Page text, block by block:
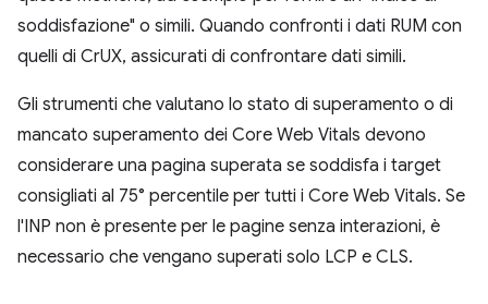
soddisfazione" o simili. Quando confronti i dati RUM con
quelli di CrUX, assicurati di confrontare dati simili.
Gli strumenti che valutano lo stato di superamento o di
mancato superamento dei Core Web Vitals devono
considerare una pagina superata se soddisfa i target
consigliati al 75° percentile per tutti i Core Web Vitals. Se
l'INP non è presente per le pagine senza interazioni, è
necessario che vengano superati solo LCP e CLS.